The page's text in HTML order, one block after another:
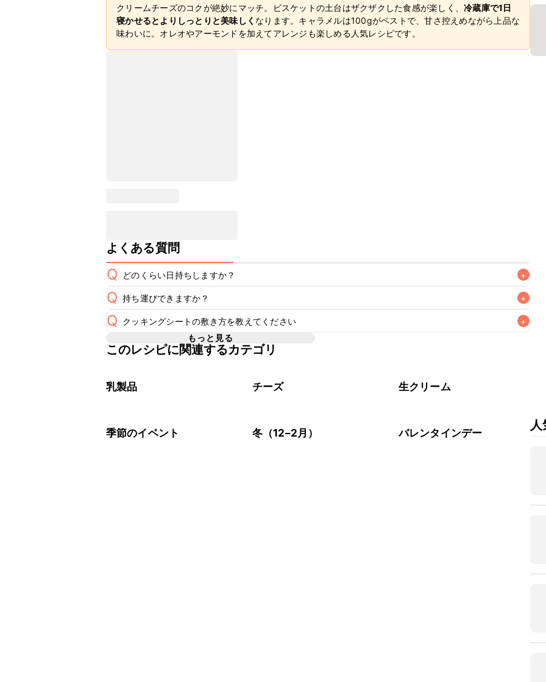
クリームチーズのコクが絶妙にマッチ。ビスケットの土台はザクザクした食感が楽しく、 冷蔵庫で1日
寝かせるとよりしっとりと美味しく なります。キャラメルは100gがベストで、甘さ控えめながら上品な
味わいに。オレオやアーモンドを加えてアレンジも楽しめる人気レシピです。
よくある質問
Q どのくらい日持ちしますか？ +
A
Q 持ち運びできますか？ +
要冷蔵のスイーツのため長時間のお持ち運びには不向きですが、保冷剤を添えていただけば短時間
でのお持ち運びは可能です。お持ち運びの際は保冷剤を添え、お持ち運び後はすぐに冷蔵庫に入れ
Q クッキングシートの敷き方を教えてください +
A こちら
もっと見る
このレシピに関連するカテゴリ
乳製品 チーズ 生クリーム
季節のイベント 冬（12–2月） バレンタインデー